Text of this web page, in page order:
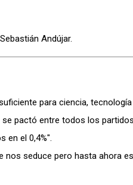
Andújar.
para ciencia,
pactó entre todos los
el 0,4%".
nos seduce pero hasta ahora